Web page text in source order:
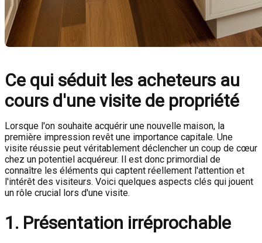
Ce qui séduit les acheteurs au
cours d'une visite de propriété
Lorsque l'on souhaite acquérir une nouvelle maison, la
première impression revêt une importance capitale. Une
visite réussie peut véritablement déclencher un coup de cœur
chez un potentiel acquéreur. Il est donc primordial de
connaître les éléments qui captent réellement l'attention et
l'intérêt des visiteurs. Voici quelques aspects clés qui jouent
un rôle crucial lors d'une visite.
1. Présentation irréprochable